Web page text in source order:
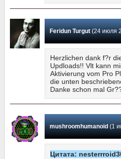
Feridun Turgut(24 июля 2024
Herzlichen dank f?r
Updloads!! Vlt kann
Aktivierung vom Pro
die unten
Danke schon mal
mushroomhumanoid(1 июня
Цитата: